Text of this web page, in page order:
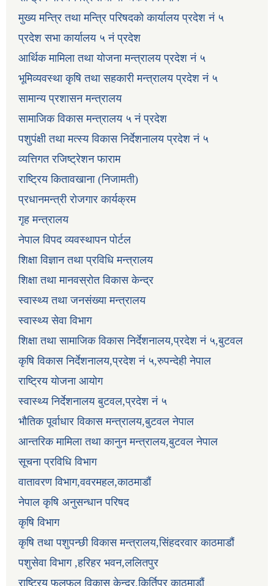
मुख्य मन्त्रि तथा मन्त्रि परिषदको कार्यालय प्रदेश नं ५
प्रदेश सभा कार्यालय ५ नं प्रदेश
आर्थिक मामिला तथा योजना मन्त्रालय प्रदेश नं ५
भूमिव्यवस्था कृषि तथा सहकारी मन्त्रालय प्रदेश नं ५
सामान्य प्रशासन मन्त्रालय
सामाजिक विकास मन्त्रालय ५ नं प्रदेश
पशुपंक्षी तथा मत्स्य विकास निर्देशनालय प्रदेश नं ५
व्यत्तिगत रजिष्ट्रेशन फाराम
राष्ट्रिय कितावखाना (निजामती)
प्रधानमन्त्री रोजगार कार्यक्रम
गृह मन्त्रालय
नेपाल विपद व्यवस्थापन पोर्टल
शिक्षा विज्ञान तथा प्रविधि मन्त्रालय
शिक्षा तथा मानवस्रोत विकास केन्द्र
स्वास्थ्य तथा जनसंख्या मन्त्रालय
स्वास्थ्य सेवा विभाग
शिक्षा तथा सामाजिक विकास निर्देशनालय,प्रदेश नं ५,बुटवल
कृषि विकास निर्देशनालय,प्रदेश नं ५,रुपन्देही नेपाल
राष्ट्रिय योजना आयोग
स्वास्थ्य निर्देशनालय बुटवल,प्रदेश नं ५
भौतिक पूर्वाधार विकास मन्त्रालय,बुटवल नेपाल
आन्तरिक मामिला तथा कानुन मन्त्रालय,बुटवल नेपाल
सूचना प्रविधि विभाग
वातावरण विभाग,ववरमहल,काठमाडौं
नेपाल कृषि अनुसन्धान परिषद
कृषि विभाग
कृषि तथा पशुपन्छी विकास मन्त्रालय,सिंहदरवार काठमाडौं
पशुसेवा विभाग ,हरिहर भवन,ललितपुर
राष्ट्रिय फलफूल विकास केन्द्र,किर्तिपूर काठमाडौं